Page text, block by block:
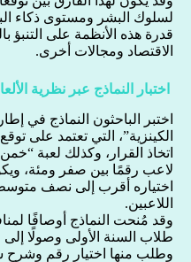
لسلوك البشر ومستوى ذكاء
قدرة هذه الأنظمة على التنبؤ
الاقتصاد ومجالات أخرى.
اختبار النماذج عبر نظرية
اختبر الباحثون النماذج في
الكينزية”، التي تعتمد على
اتخاذ القرار، وكذلك لعبة
لاعب رقمًا بين صفر ومئة،
اختياره أقرب إلى نصف
اللاعبين.
وقد مُنحت النماذج أوصافًا
طلاب السنة الأولى وصولًا إلى
وطلب منها اختيار رقم وشرح